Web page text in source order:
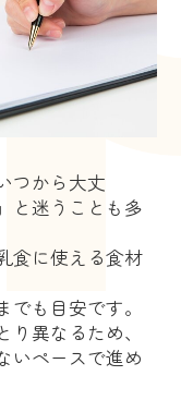
つから大丈
と迷うことも多
食に使える食材
も目安です。
異なるため、
いペースで進め